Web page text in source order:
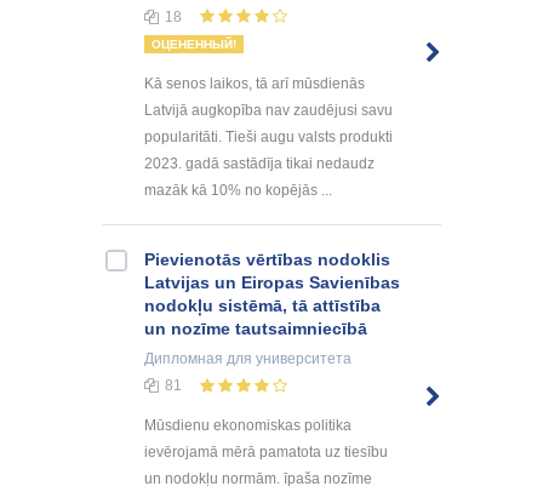
18
ОЦЕНЕННЫЙ!
Kā senos laikos, tā arī mūsdienās
Latvijā augkopība nav zaudējusi savu
popularitāti. Tieši augu valsts produkti
2023. gadā sastādīja tikai nedaudz
mazāk kā 10% no kopējās ...
Pievienotās vērtības nodoklis
Latvijas un Eiropas Savienības
nodokļu sistēmā, tā attīstība
un nozīme tautsaimniecībā
Дипломная для университета
81
Mūsdienu ekonomiskas politika
ievērojamā mērā pamatota uz tiesību
un nodokļu normām. īpaša nozīme